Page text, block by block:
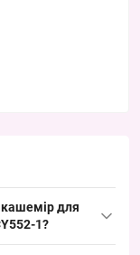
кашемір для
1?